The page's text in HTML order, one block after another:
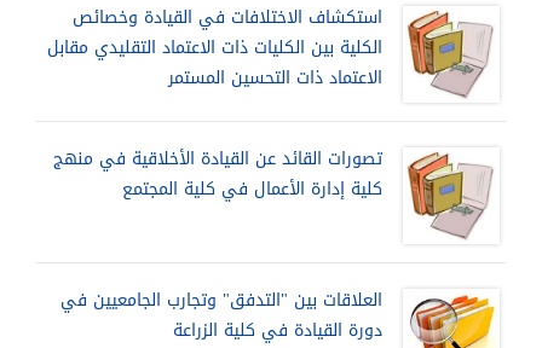
استكشاف الاختلافات في القيادة وخصائص
الكلية بين الكليات ذات الاعتماد التقليدي مقابل
الاعتماد ذات التحسين المستمر
تصورات القائد عن القيادة الأخلاقية في منهج
كلية إدارة الأعمال في كلية المجتمع
العلاقات بين "التدفق" وتجارب الجامعيين في
دورة القيادة في كلية الزراعة